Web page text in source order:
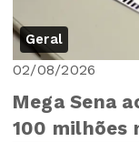
Geral
02/08/2026
Mega Sena
100 milhões